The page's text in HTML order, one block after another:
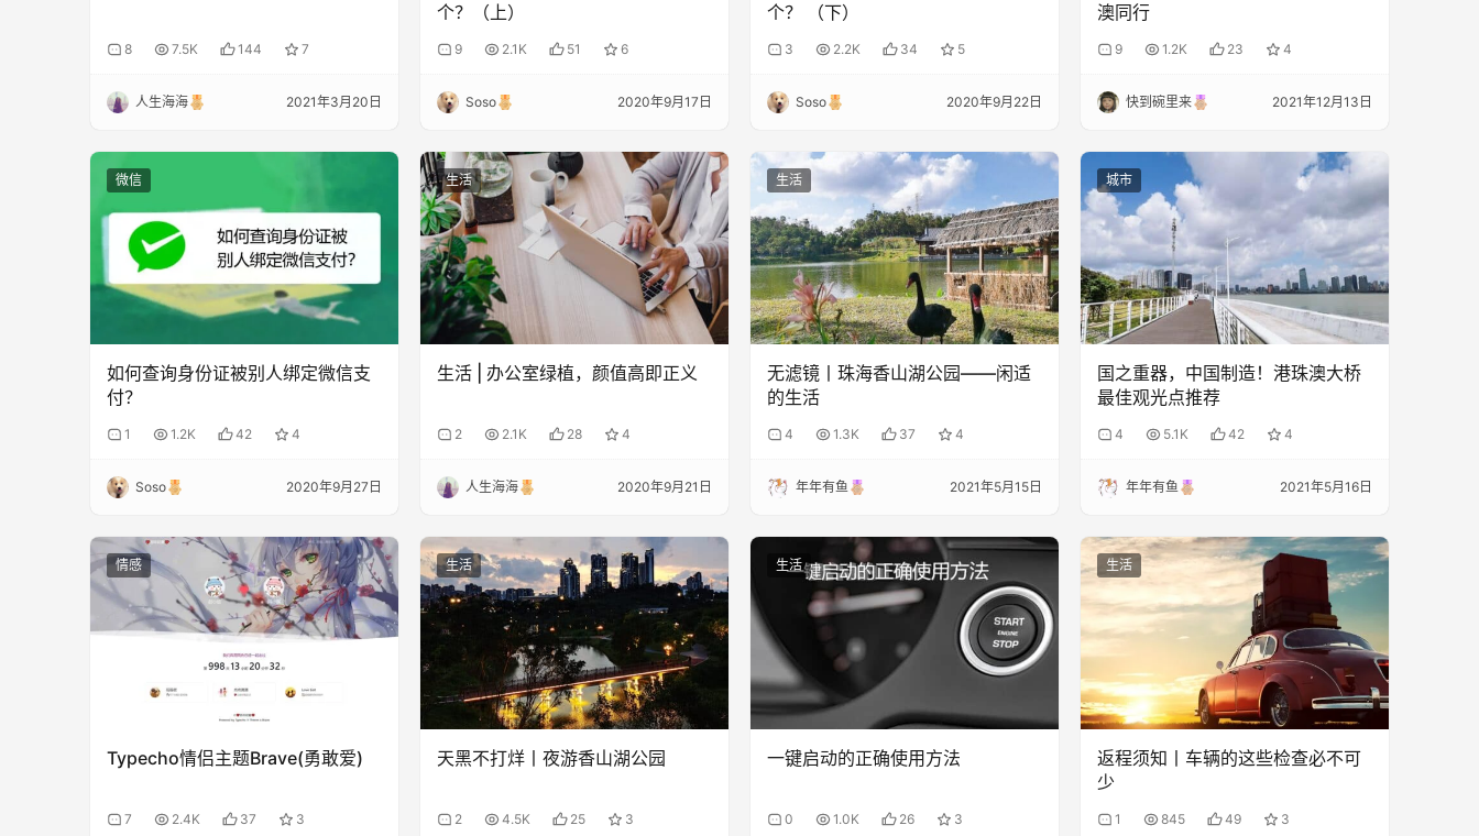
8 7.5K 144 7
人生海海 2021年3月20日
个？（上）
9 2.1K 51 6
Soso 2020年9月17日
个？ （下）
3 2.2K 34 5
Soso 2020年9月22日
澳同行
9 1.2K 23 4
快到碗里来 2021年12月13日
微信
如何查询身份证被别人绑定微信支
付？
1 1.2K 42 4
Soso 2020年9月27日
生活
生活 | 办公室绿植，颜值高即正义
2 2.1K 28 4
人生海海 2020年9月21日
生活
无滤镜丨珠海香山湖公园——闲适
的生活
4 1.3K 37 4
年年有鱼 2021年5月15日
城市
国之重器，中国制造！港珠澳大桥
最佳观光点推荐
4 5.1K 42 4
年年有鱼 2021年5月16日
情感
Typecho情侣主题Brave(勇敢爱)
7 2.4K 37 3
生活
天黑不打烊丨夜游香山湖公园
2 4.5K 25 3
生活
一键启动的正确使用方法
0 1.0K 26 3
生活
返程须知丨车辆的这些检查必不可
少
1 845 49 3